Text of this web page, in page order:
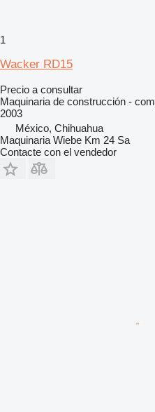
1
Wacker RD15
Precio a consultar
Maquinaria de construcción -
2003
México, Chihuahua
Maquinaria Wiebe Km 24 Sa
Contacte con el vendedor